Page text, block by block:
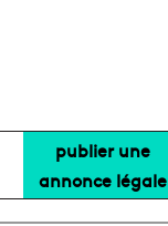
publier une
annonce légale